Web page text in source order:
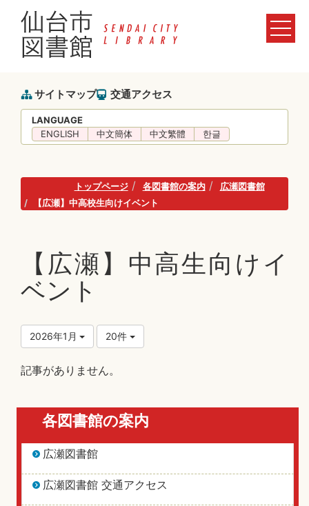
サイトマップ 交通アクセス
LANGUAGE
ENGLISH
中文簡体 中文繁體 한글
トップページ 各図書館の案内
広瀬図書館
【広瀬】中高校生向けイベント
【広瀬】中高生向けイ
ベント
2026年1月 20件
記事がありません。
各図書館の案内
広瀬図書館
広瀬図書館 交通アクセス